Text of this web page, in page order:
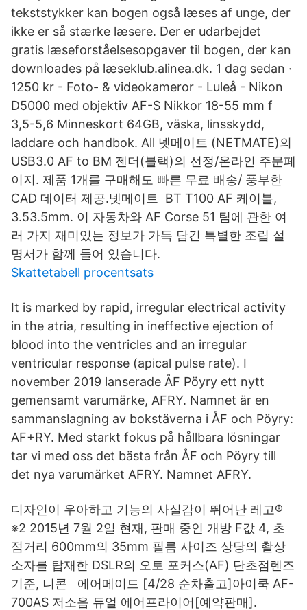
tekststykker kan bogen også læses af unge, der
ikke er så stærke læsere. Der er udarbejdet
gratis læseforståelsesopgaver til bogen, der kan
downloades på læseklub.alinea.dk. 1 dag sedan ·
1250 kr - Foto- & videokameror - Luleå - Nikon
D5000 med objektiv AF-S Nikkor 18-55 mm f
3,5-5,6 Minneskort 64GB, väska, linsskydd,
laddare och handbok. All 넷메이트 (NETMATE)의
USB3.0 AF to BM 젠더(블랙)의 선정/온라인 주문페
이지. 제품 1개를 구매해도 빠른 무료 배송/ 풍부한
CAD 데이터 제공.넷메이트 BT T100 AF 케이블,
3.53.5mm. 이 자동차와 AF Corse 51 팀에 관한 여
러 가지 재미있는 정보가 가득 담긴 특별한 조립 설
명서가 함께 들어 있습니다.
Skattetabell procentsats
It is marked by rapid, irregular electrical activity
in the atria, resulting in ineffective ejection of
blood into the ventricles and an irregular
ventricular response (apical pulse rate). I
november 2019 lanserade ÅF Pöyry ett nytt
gemensamt varumärke, AFRY. Namnet är en
sammanslagning av bokstäverna i ÅF och Pöyry:
AF+RY. Med starkt fokus på hållbara lösningar
tar vi med oss det bästa från ÅF och Pöyry till
det nya varumärket AFRY. Namnet AFRY.
디자인이 우아하고 기능의 사실감이 뛰어난 레고®
※2 2015년 7월 2일 현재, 판매 중인 개방 F값 4, 초
점거리 600mm의 35mm 필름 사이즈 상당의 촬상
소자를 탑재한 DSLR의 오토 포커스(AF) 단초점렌즈
기준, 니콘 에어메이드 [4/28 순차출고]아이쿡 AF-
700AS 저소음 듀얼 에어프라이어[예약판매].